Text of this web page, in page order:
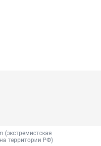
(экстремистская
территории РФ)